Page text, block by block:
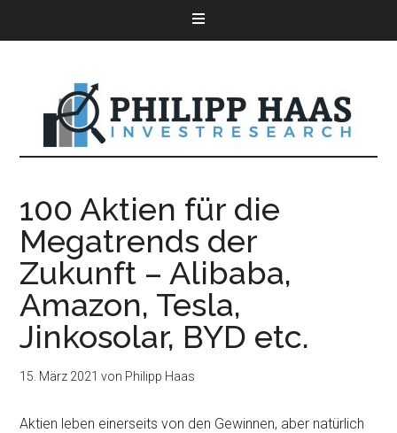
100 Aktien für die
Megatrends der
Zukunft – Alibaba,
Amazon, Tesla,
Jinkosolar, BYD etc.
15. März 2021 von Philipp Haas
Aktien leben einerseits von den Gewinnen, aber natürlich